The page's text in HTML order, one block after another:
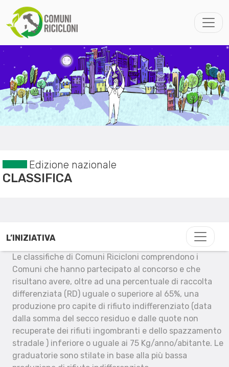
Edizione nazionale
CLASSIFICA
L’INIZIATIVA
Le classifiche di Comuni Ricicloni comprendono i
Comuni che hanno partecipato al concorso e che
risultano avere, oltre ad una percentuale di raccolta
differenziata (RD) uguale o superiore al 65%, una
produzione pro capite di rifiuto indifferenziato (data
dalla somma del secco residuo e dalle quote non
recuperate dei rifiuti ingombranti e dello spazzamento
stradale ) inferiore o uguale ai 75 Kg/anno/abitante. Le
graduatorie sono stilate in base alla più bassa